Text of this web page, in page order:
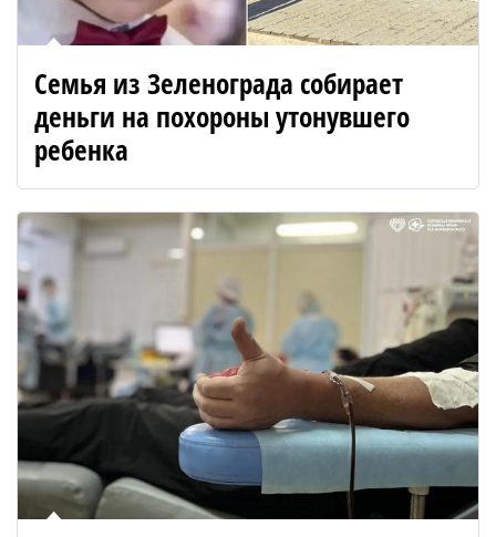
Семья из Зеленограда собирает
деньги на похороны утонувшего
ребенка